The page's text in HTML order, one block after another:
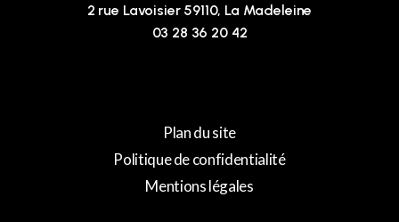
2 rue Lavoisier 59110, La Madeleine
03 28 36 20 42
Plan du site
Politique de confidentialité
Mentions légales